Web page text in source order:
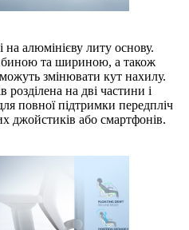
алюмінієву литу основу.
та шириною, а також
змінювати кут нахилу.
розділена на дві частини і
повної підтримки передпліч
джойстиків або смартфонів.